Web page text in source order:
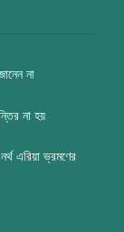
না
না হয়
এরিয়া ভ্রমণের